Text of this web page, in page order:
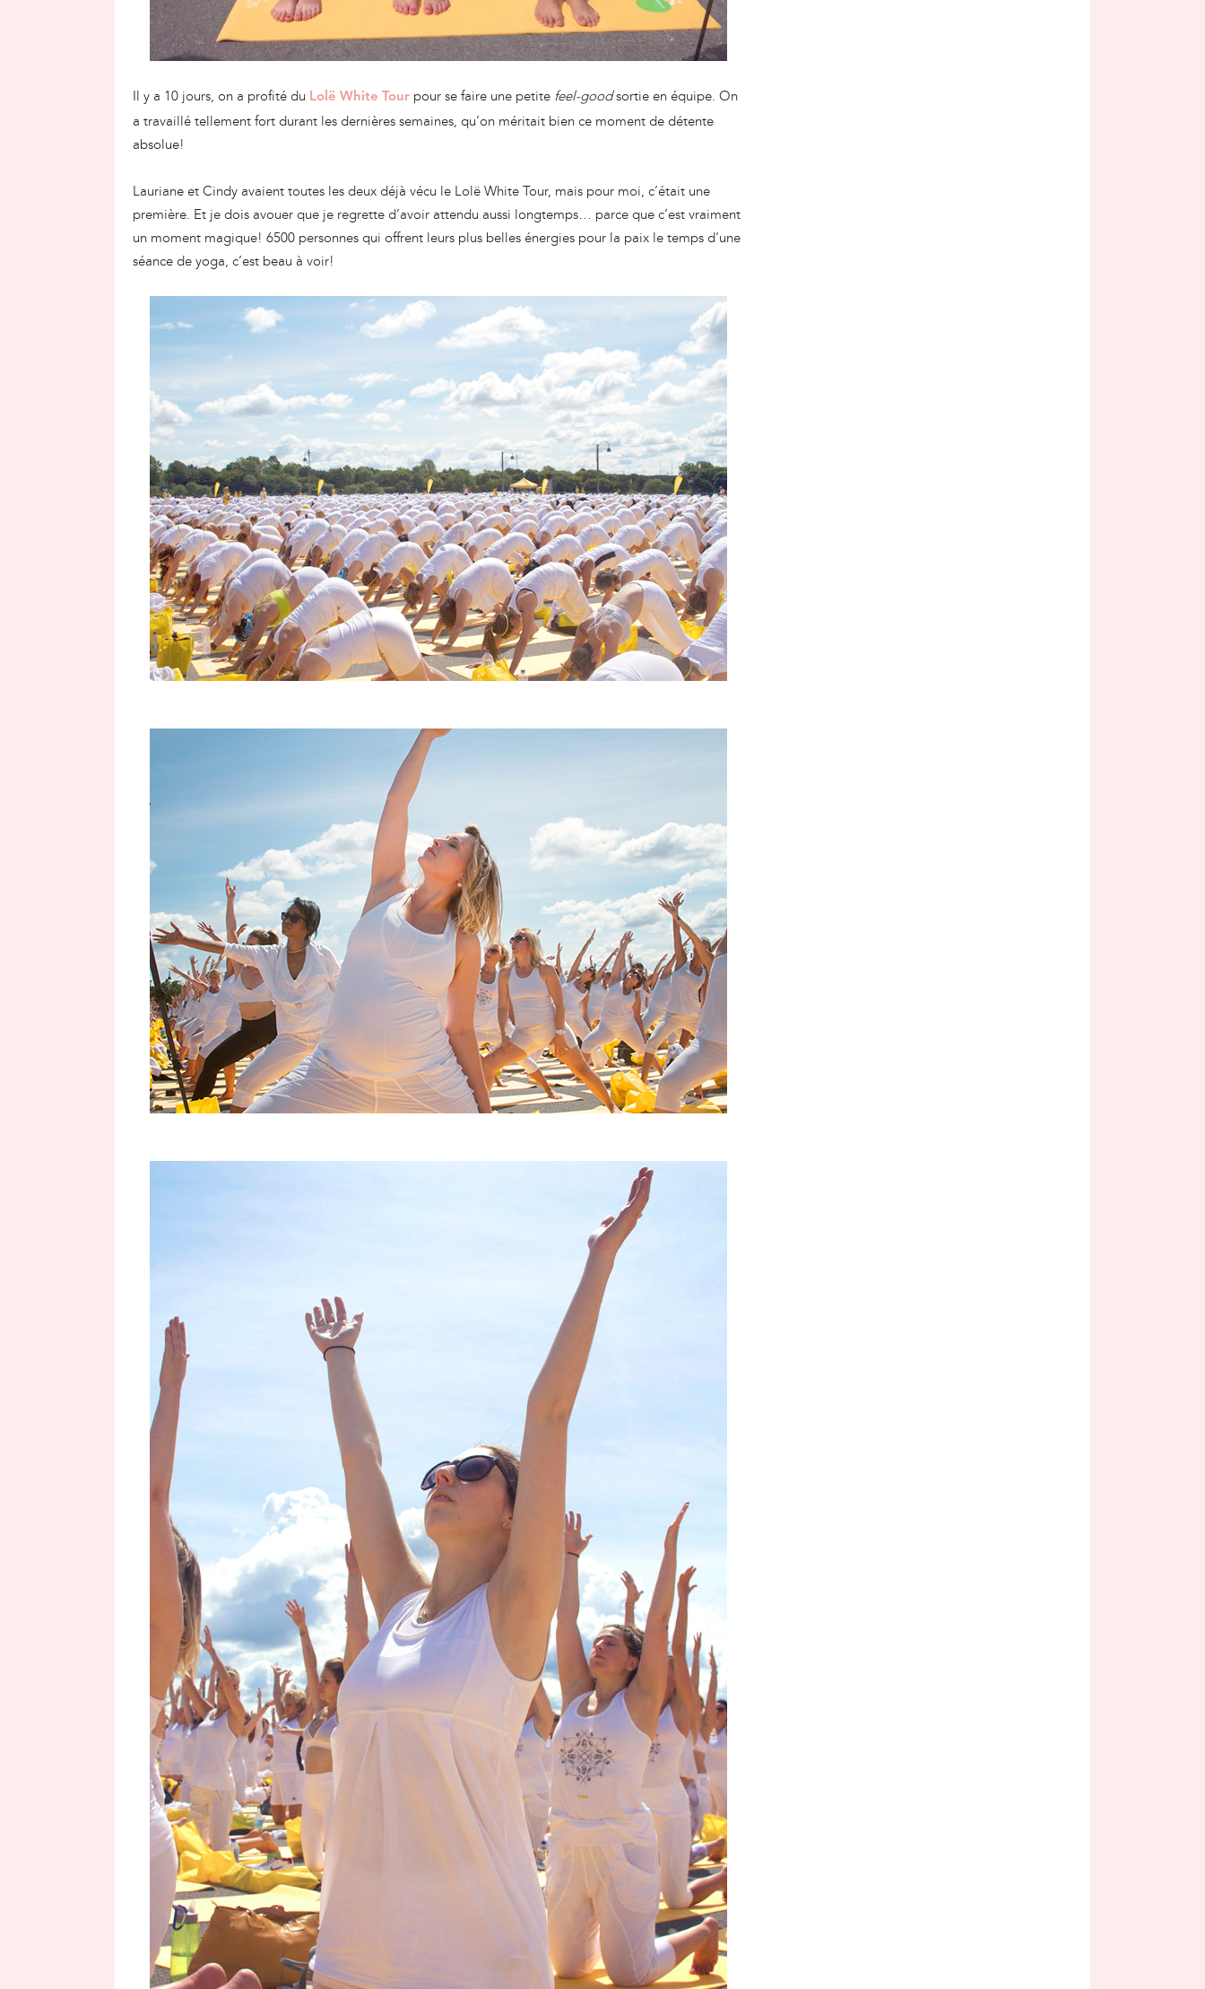
Il y a 10 jours, on a profité du Lolë White Tour pour se faire une petite feel-goodsortie en équipe. On
a travaillé tellement fort durant les dernières semaines, qu’on méritait bien ce moment de détente
absolue!
Lauriane et Cindy avaient toutes les deux déjà vécu le Lolë White Tour, mais pour moi, c’était une
première. Et je dois avouer que je regrette d’avoir attendu aussi longtemps… parce que c’est vraiment
un moment magique! 6500 personnes qui offrent leurs plus belles énergies pour la paix le temps d’une
séance de yoga, c’est beau à voir!